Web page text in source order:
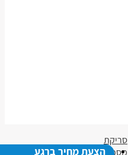
סריקת
מסמכיםהצעת מחיר ברגע